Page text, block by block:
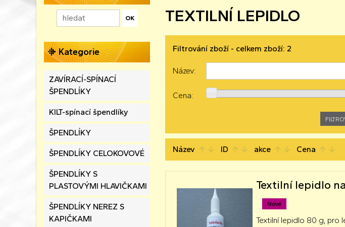
Kategorie
ZAVÍRACÍ-SPÍNACÍ
ŠPENDLÍKY
KILT-spínací špendlíky
ŠPENDLÍKY
ŠPENDLÍKY CELOKOVOVÉ
ŠPENDLÍKY S
PLASTOVÝMI HLAVIČKAMI
ŠPENDLÍKY NEREZ S
KAPIČKAMI
TEXTILNÍ LEPIDLO
Filtrování zboží - celkem zboží: 2
Název:
Cena:
Název arrow_upward arrow_downward ID arrow_upward arrow_downward akce arrow_upward arrow_downward Cena arrow_upward arrow_downward
Nové
Textilní lepidlo
Textilní lepidlo 80 g, pro